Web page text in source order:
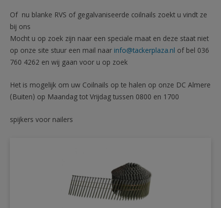
Of nu blanke RVS of gegalvaniseerde coilnails zoekt u vindt ze
bij ons
Mocht u op zoek zijn naar een speciale maat en deze staat niet
op onze site stuur een mail naar info@tackerplaza.nl of bel 036
760 4262 en wij gaan voor u op zoek
Het is mogelijk om uw Coilnails op te halen op onze DC Almere
(Buiten) op Maandag tot Vrijdag tussen 0800 en 1700
spijkers voor nailers